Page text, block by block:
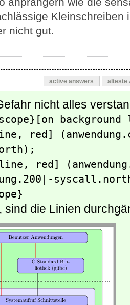
Kleinschreiben
nicht gut.
active answers älteste
nicht alles
red]
sind die Linien